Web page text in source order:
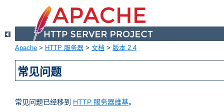
Apache > HTTP 服务器 > 文档 > 版本 2.4
常见问题
常见问题已经移到 HTTP 服务器维基。